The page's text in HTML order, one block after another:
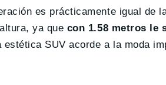
es prácticamente igual de
ya que con 1.58 metros le
estética SUV acorde a la moda